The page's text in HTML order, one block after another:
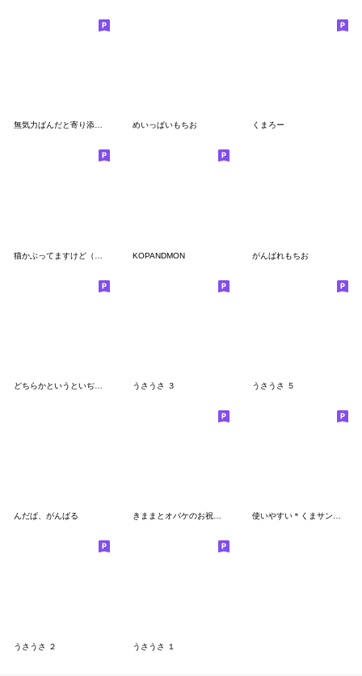
無気力ぱんだと寄り添うくまさん めいっぱいもちお くまろー
KOPANDMON がんばれもちお
うさうさ ３ うさうさ ５
んだぱ、がんばる きままとオバケのお祝いスタンプ 使いやすい＊くまサン＊挨拶スタンプ
うさうさ ２ うさうさ １